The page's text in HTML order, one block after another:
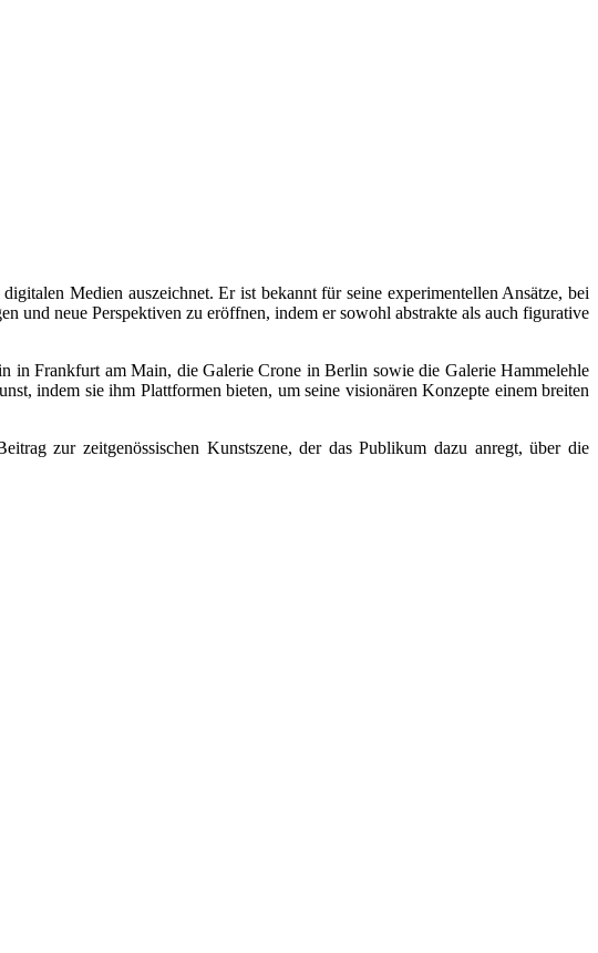
Medien auszeichnet. Er ist bekannt für seine experimentellen Ansätze, bei
und neue Perspektiven zu eröffnen, indem er sowohl abstrakte als auch figurative
in Frankfurt am Main, die Galerie Crone in Berlin sowie die Galerie Hammelehle
indem sie ihm Plattformen bieten, um seine visionären Konzepte einem breiten
zur zeitgenössischen Kunstszene, der das Publikum dazu anregt, über die